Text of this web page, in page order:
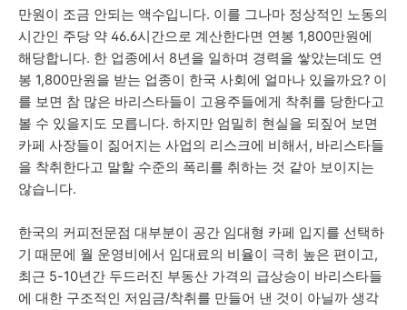
만원이 조금 안되는 액수입니다. 이를 그나마 정상적인 노동의
시간인 주당 약 46.6시간으로 계산한다면 연봉 1,800만원에
해당합니다. 한 업종에서 8년을 일하며 경력을 쌓았는데도 연
봉 1,800만원을 받는 업종이 한국 사회에 얼마나 있을까요? 이
를 보면 참 많은 바리스타들이 고용주들에게 착취를 당한다고
볼 수 있을지도 모릅니다. 하지만 엄밀히 현실을 되짚어 보면
카페 사장들이 짊어지는 사업의 리스크에 비해서, 바리스타들
을 착취한다고 말할 수준의 폭리를 취하는 것 같아 보이지는
않습니다.
한국의 커피전문점 대부분이 공간 임대형 카페 입지를 선택하
기 때문에 월 운영비에서 임대료의 비율이 극히 높은 편이고,
최근 5-10년간 두드러진 부동산 가격의 급상승이 바리스타들
에 대한 구조적인 저임금/착취를 만들어 낸 것이 아닐까 생각